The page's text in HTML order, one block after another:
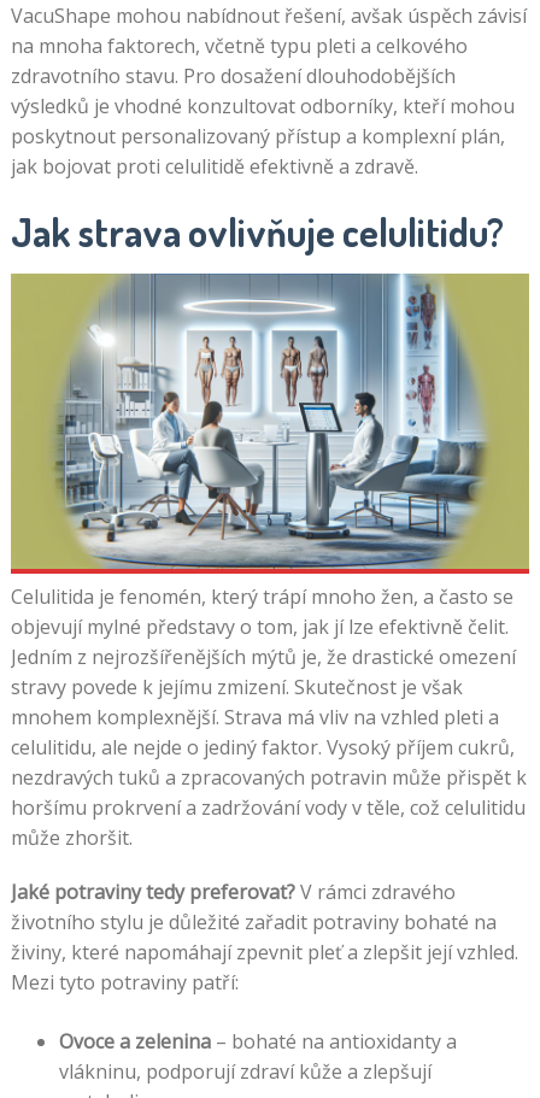
VacuShape mohou nabídnout řešení, avšak úspěch závisí
na mnoha faktorech, včetně typu pleti a celkového
zdravotního stavu. Pro dosažení dlouhodobějších
výsledků je vhodné konzultovat odborníky, kteří mohou
poskytnout personalizovaný přístup a komplexní plán,
jak bojovat proti celulitidě efektivně a zdravě.
Jak strava ovlivňuje celulitidu?
Celulitida je fenomén, který trápí mnoho žen, a často se
objevují mylné představy o tom, jak jí lze efektivně čelit.
Jedním z nejrozšířenějších mýtů je, že drastické omezení
stravy povede k jejímu zmizení. Skutečnost je však
mnohem komplexnější. Strava má vliv na vzhled pleti a
celulitidu, ale nejde o jediný faktor. Vysoký příjem cukrů,
nezdravých tuků a zpracovaných potravin může přispět k
horšímu prokrvení a zadržování vody v těle, což celulitidu
může zhoršit.
Jaké potraviny tedy preferovat?V rámci zdravého
životního stylu je důležité zařadit potraviny bohaté na
živiny, které napomáhají zpevnit pleť a zlepšit její vzhled.
Mezi tyto potraviny patří:
Ovoce a zelenina– bohaté na antioxidanty a
vlákninu, podporují zdraví kůže a zlepšují